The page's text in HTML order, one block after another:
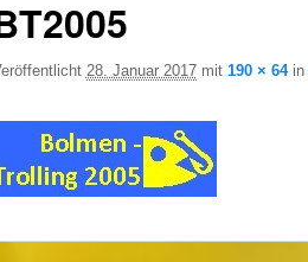
28. Januar 2017mit 190 × 64in